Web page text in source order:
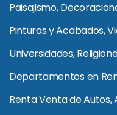
Paisajismo,
Pinturas y Acabados,
Universidades,
Departamentos en
Renta Venta de Autos,